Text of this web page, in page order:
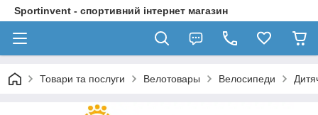
Sportinvent - спортивний інтернет магазин
Товари та послуги Велотовары Велосипеди